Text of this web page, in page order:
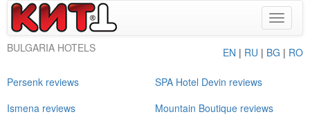
Toggle
BULGARIA HOTELS
EN | RU | BG | RO
Persenk reviews
Ismena reviews
SPA Hotel Devin reviews
Mountain Boutique reviews